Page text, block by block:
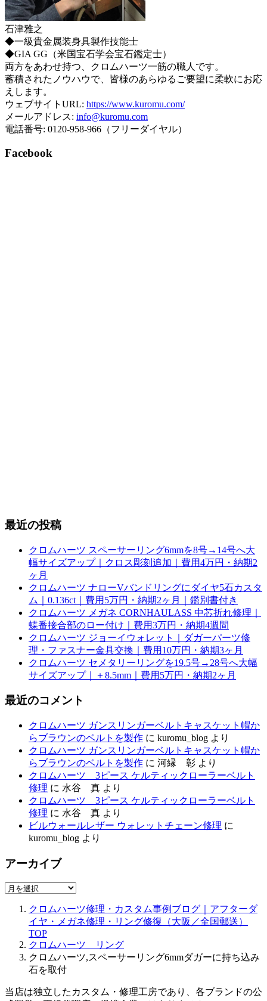
石津雅之
◆一級貴金属装身具製作技能士
◆GIA GG（米国宝石学会宝石鑑定士）
両方をあわせ持つ、クロムハーツ一筋の職人です。
蓄積されたノウハウで、皆様のあらゆるご要望に柔軟にお応
えします。
ウェブサイトURL: https://www.kuromu.com/
メールアドレス: info@kuromu.com
電話番号: 0120-958-966（フリーダイヤル）
Facebook
最近の投稿
クロムハーツ スペーサーリング6mmを8号→14号へ大
幅サイズアップ｜クロス彫刻追加｜費用4万円・納期2
ヶ月
クロムハーツ ナローVバンドリングにダイヤ5石カスタ
ム｜0.136ct｜費用5万円・納期2ヶ月｜鑑別書付き
クロムハーツ メガネ CORNHAULASS 中芯折れ修理｜
蝶番接合部のロー付け｜費用3万円・納期4週間
クロムハーツ ジョーイウォレット｜ダガーパーツ修
理・ファスナー金具交換｜費用10万円・納期3ヶ月
クロムハーツ セメタリーリングを19.5号→28号へ大幅
サイズアップ｜＋8.5mm｜費用5万円・納期2ヶ月
最近のコメント
クロムハーツ ガンスリンガーベルトキャスケット帽か
らブラウンのベルトを製作 に kuromu_blog より
クロムハーツ ガンスリンガーベルトキャスケット帽か
らブラウンのベルトを製作 に 河縁 彰 より
クロムハーツ 3ピース ケルティックローラーベルト
修理 に 水谷 真 より
クロムハーツ 3ピース ケルティックローラーベルト
修理 に 水谷 真 より
ビルウォールレザー ウォレットチェーン修理 に
kuromu_blog より
アーカイブ
ア
クロムハーツ修理・カスタム事例ブログ｜アフターダ
イヤ・メガネ修理・リング修復（大阪／全国郵送）
TOP
クロムハーツ リング
クロムハーツ,スペーサーリング6mmダガーに持ち込み
石を取付
当店は独立したカスタム・修理工房であり、各ブランドの公